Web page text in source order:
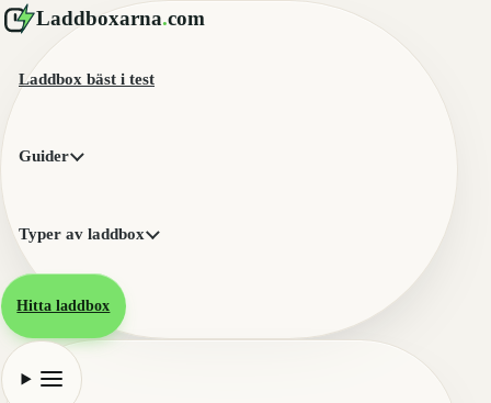
Laddboxarna.com
Laddbox bäst i test
Guider
Typer av laddbox
Hitta laddbox